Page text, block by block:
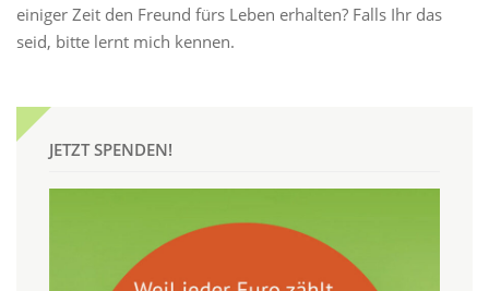
einiger Zeit den Freund fürs Leben erhalten? Falls Ihr das
seid, bitte lernt mich kennen.
JETZT SPENDEN!